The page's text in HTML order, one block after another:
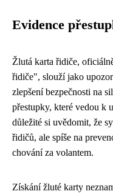
Evidence
Žlutá karta řidiče,
řidiče", slouží jako
zlepšení bezpečnosti na
přestupky, které vedou k
důležité si uvědomit, že
řidičů, ale spíše na
chování za volantem.
Získání žluté karty